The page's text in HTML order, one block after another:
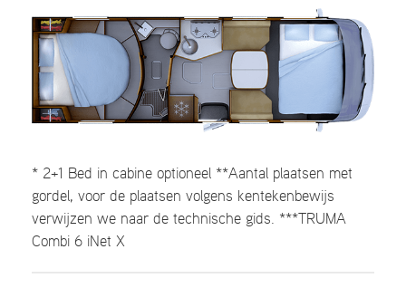
* 2+1 Bed in cabine optioneel **Aantal plaatsen met
gordel, voor de plaatsen volgens kentekenbewijs
verwijzen we naar de technische gids. ***TRUMA
Combi 6 iNet X